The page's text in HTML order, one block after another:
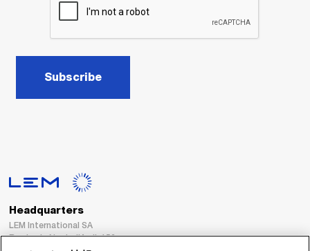
Subscribe
Headquarters
LEM International SA
Route du Nant-d’Avril, 152